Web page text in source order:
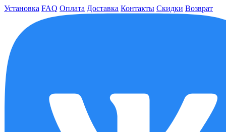
Установка FAQ Оплата Доставка Контакты Скидки Возврат